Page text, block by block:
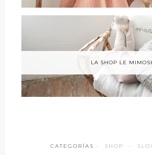
LA SHOP LE
CATEGORÍAS · SHOP ·